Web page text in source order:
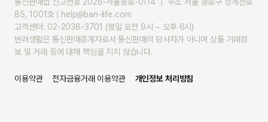
85, 1001호 | help@ban-life.com
고객센터: 02-2038-3701 (평일 오전 9시 ~ 오후 6시)
반려생활은 통신판매중개자로서 통신판매의 당사자가 아니며 상품 거래정
보 및 거래 등에 대해 책임을 지지 않습니다.
이용약관 전자금융거래 이용약관 개인정보 처리방침